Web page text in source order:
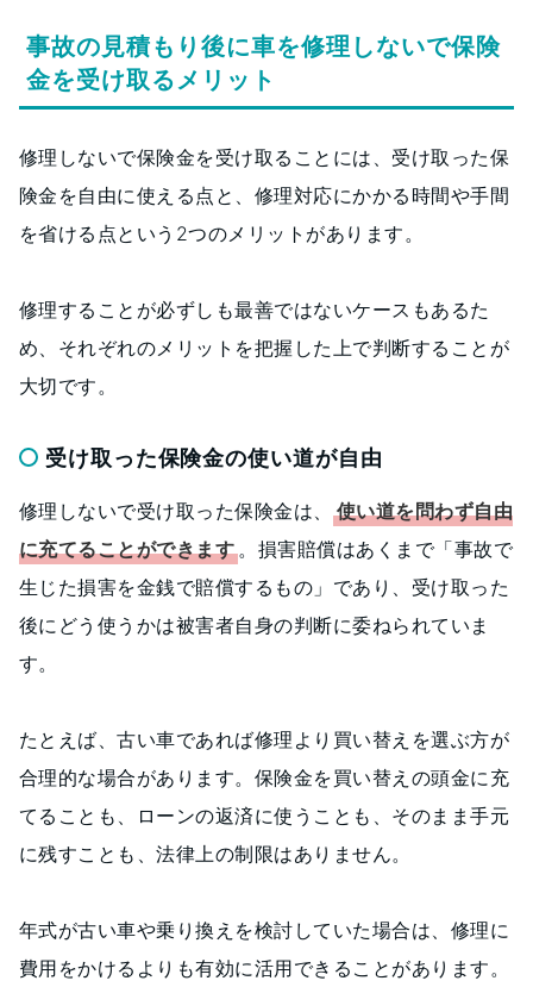
事故の見積もり後に車を修理しないで保険
金を受け取るメリット
修理しないで保険金を受け取ることには、受け取った保
険金を自由に使える点と、修理対応にかかる時間や手間
を省ける点という2つのメリットがあります。
修理することが必ずしも最善ではないケースもあるた
め、それぞれのメリットを把握した上で判断することが
大切です。
受け取った保険金の使い道が自由
修理しないで受け取った保険金は、
使い道を問わず自由
に充てることができます 。損害賠償はあくまで「事故で
生じた損害を金銭で賠償するもの」であり、受け取った
後にどう使うかは被害者自身の判断に委ねられていま
す。
たとえば、古い車であれば修理より買い替えを選ぶ方が
合理的な場合があります。保険金を買い替えの頭金に充
てることも、ローンの返済に使うことも、そのまま手元
に残すことも、法律上の制限はありません。
年式が古い車や乗り換えを検討していた場合は、修理に
費用をかけるよりも有効に活用できることがあります。